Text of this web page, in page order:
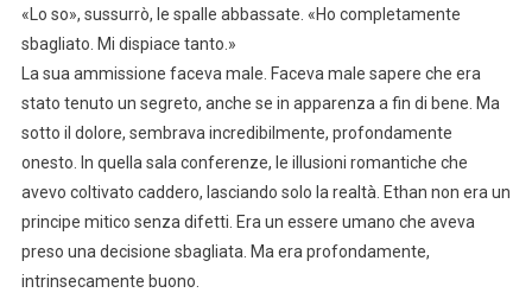
«Lo so», sussurrò, le spalle abbassate. «Ho completamente
sbagliato. Mi dispiace tanto.»
La sua ammissione faceva male. Faceva male sapere che era
stato tenuto un segreto, anche se in apparenza a fin di bene. Ma
sotto il dolore, sembrava incredibilmente, profondamente
onesto. In quella sala conferenze, le illusioni romantiche che
avevo coltivato caddero, lasciando solo la realtà. Ethan non era un
principe mitico senza difetti. Era un essere umano che aveva
preso una decisione sbagliata. Ma era profondamente,
intrinsecamente buono.